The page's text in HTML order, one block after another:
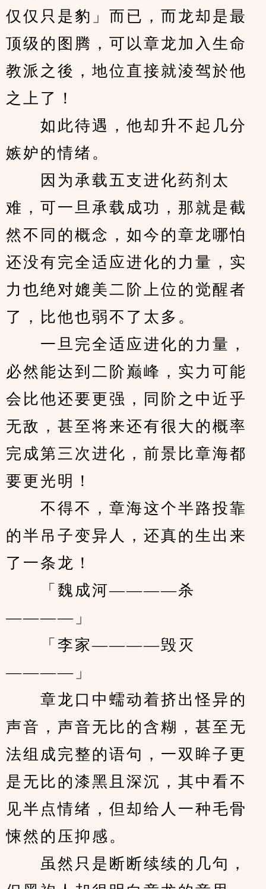
仅仅只是豹」而已，而龙却是最
顶级的图腾，可以章龙加入生命
教派之後，地位直接就淩驾於他
之上了！
如此待遇，他却升不起几分
嫉妒的情绪。
因为承载五支进化药剂太
难，可一旦承载成功，那就是截
然不同的概念，如今的章龙哪怕
还没有完全适应进化的力量，实
力也绝对媲美二阶上位的觉醒者
了，比他也弱不了太多。
一旦完全适应进化的力量，
必然能达到二阶巅峰，实力可能
会比他还要更强，同阶之中近乎
无敌，甚至将来还有很大的概率
完成第三次进化，前景比章海都
要更光明！
不得不，章海这个半路投靠
的半吊子变异人，还真的生出来
了一条龙！
「魏成河————杀
————」
「李家————毁灭
————」
章龙口中蠕动着挤出怪异的
声音，声音无比的含糊，甚至无
法组成完整的语句，一双眸子更
是无比的漆黑且深沉，其中看不
见半点情绪，但却给人一种毛骨
悚然的压抑感。
虽然只是断断续续的几句，